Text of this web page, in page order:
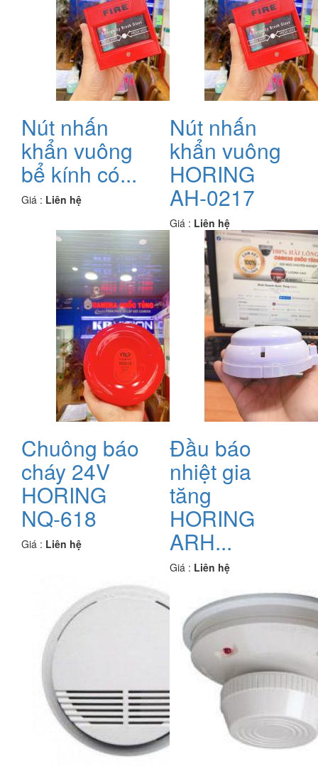
Nút nhấn
khẩn vuông
bể kính có...
Giá : Liên hệ
Nút nhấn
khẩn vuông
HORING
AH-0217
Giá : Liên hệ
Chuông báo
cháy 24V
HORING
NQ-618
Giá : Liên hệ
Đầu báo
nhiệt gia
tăng
HORING
ARH...
Giá : Liên hệ